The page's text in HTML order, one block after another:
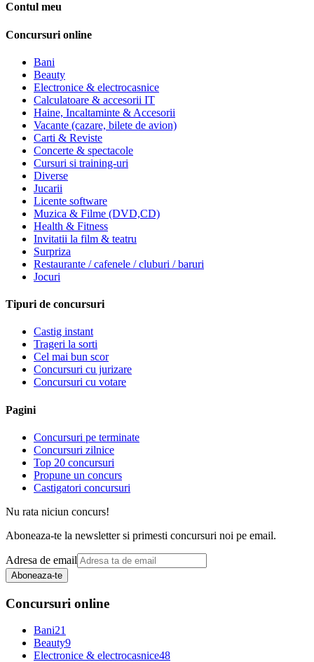
Contul meu
Concursuri online
Bani
Beauty
Electronice & electrocasnice
Calculatoare & accesorii IT
Haine, Incaltaminte & Accesorii
Vacante (cazare, bilete de avion)
Carti & Reviste
Concerte & spectacole
Cursuri si training-uri
Diverse
Jucarii
Licente software
Muzica & Filme (DVD,CD)
Health & Fitness
Invitatii la film & teatru
Surpriza
Restaurante / cafenele / cluburi / baruri
Jocuri
Tipuri de concursuri
Castig instant
Trageri la sorti
Cel mai bun scor
Concursuri cu jurizare
Concursuri cu votare
Pagini
Concursuri pe terminate
Concursuri zilnice
Top 20 concursuri
Propune un concurs
Castigatori concursuri
Nu rata niciun concurs!
Aboneaza-te la newsletter si primesti concursuri noi pe email.
Adresa de email
Aboneaza-te
Concursuri online
Bani21
Beauty9
Electronice & electrocasnice48